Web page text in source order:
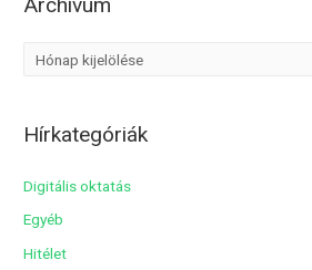
Archívum
h
m
Hírkategóriák
Digitális oktatás
Egyéb
Hitélet